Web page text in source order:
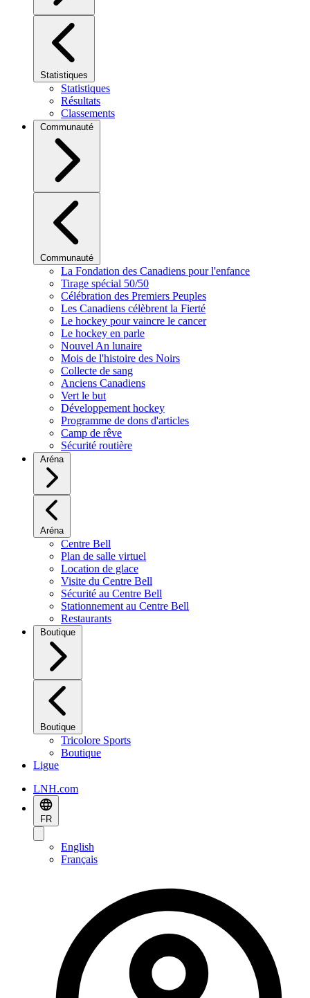
Statistiques
Statistiques
Résultats
Classements
Communauté
Communauté
La Fondation des Canadiens pour l'enfance
Tirage spécial 50/50
Célébration des Premiers Peuples
Les Canadiens célèbrent la Fierté
Le hockey pour vaincre le cancer
Le hockey en parle
Nouvel An lunaire
Mois de l'histoire des Noirs
Collecte de sang
Anciens Canadiens
Vert le but
Développement hockey
Programme de dons d'articles
Camp de rêve
Sécurité routière
Aréna
Aréna
Centre Bell
Plan de salle virtuel
Location de glace
Visite du Centre Bell
Sécurité au Centre Bell
Stationnement au Centre Bell
Restaurants
Boutique
Boutique
Tricolore Sports
Boutique
Ligue
LNH.com
FR
English
Français